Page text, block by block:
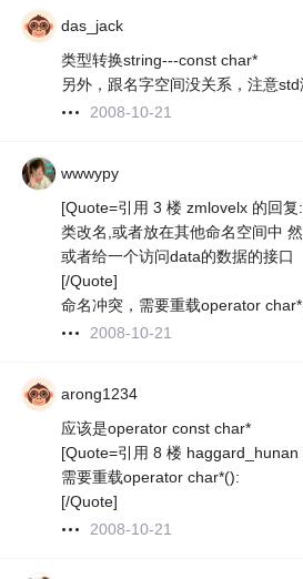
das_jack
类型转换string---const char*
另外，跟名字空间没关系，注意std
2008-10-21
wwwypy
[Quote=引用 3 楼 zmlovelx 的回复
类改名,或者放在其他命名空间中
或者给一个访问data的数据的接口
[/Quote]
命名冲突，需要重载operator
2008-10-21
arong1234
应该是operator const char*
[Quote=引用 8 楼 haggard_hunan
需要重载operator char*():
[/Quote]
2008-10-21